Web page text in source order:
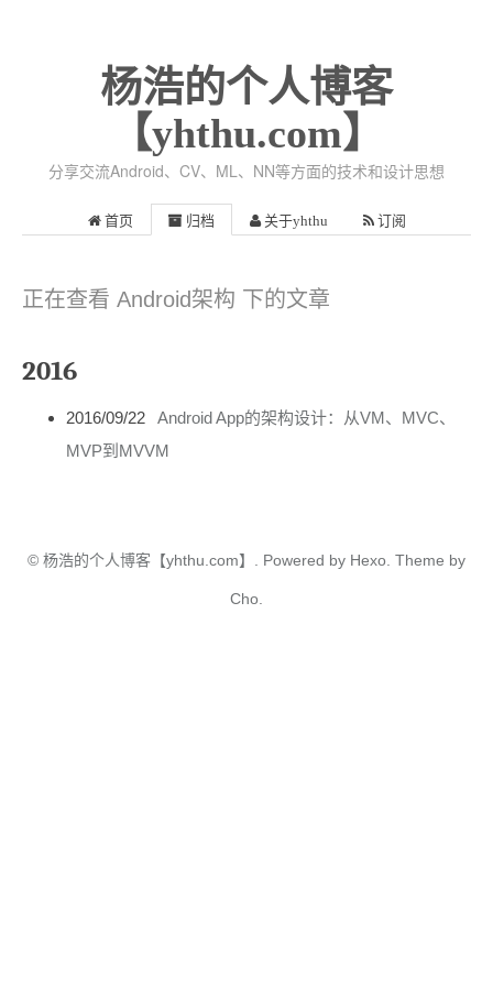
杨浩的个人博客
【yhthu.com】
分享交流Android、CV、ML、NN等方面的技术和设计思想
首页 归档 关于yhthu 订阅
正在查看 Android架构 下的文章
2016
2016/09/22
Android App的架构设计：从VM、MVC、
MVP到MVVM
© 杨浩的个人博客【yhthu.com】. Powered by Hexo. Theme by
Cho.